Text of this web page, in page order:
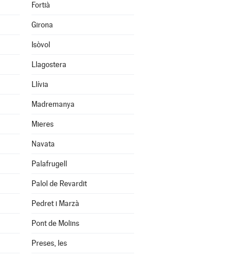
Fortià
Girona
Isòvol
Llagostera
Llívia
Madremanya
Mieres
Navata
Palafrugell
Palol de Revardit
Pedret i Marzà
Pont de Molins
Preses, les